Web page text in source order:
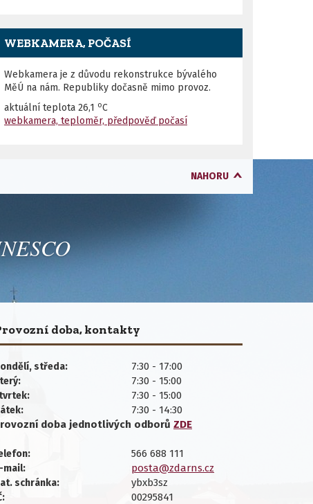
WEBKAMERA, POČASÍ
Webkamera je z důvodu rekonstrukce bývalého
MěÚ na nám. Republiky dočasně mimo provoz.
aktuální teplota 26,1 oC
webkamera, teploměr, předpověď počasí
NAHORU
doba, kontakty
středa: 7:30 - 17:00
7:30 - 15:00
7:30 - 15:00
7:30 - 14:30
doba jednotlivých odborů ZDE
566 688 111
mail: posta@zdarns.cz
schránka: ybxb3sz
00295841